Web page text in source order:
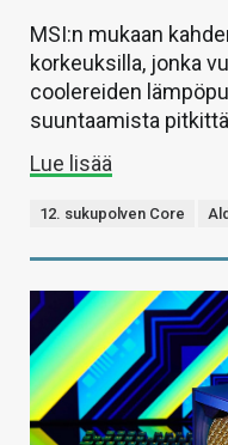
MSI:n mukaan
korkeuksilla, jonka
coolereiden
suuntaamista
Lue lisää
12. sukupolven Core